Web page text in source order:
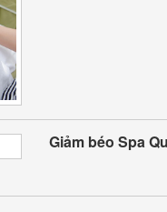
Giảm béo Spa